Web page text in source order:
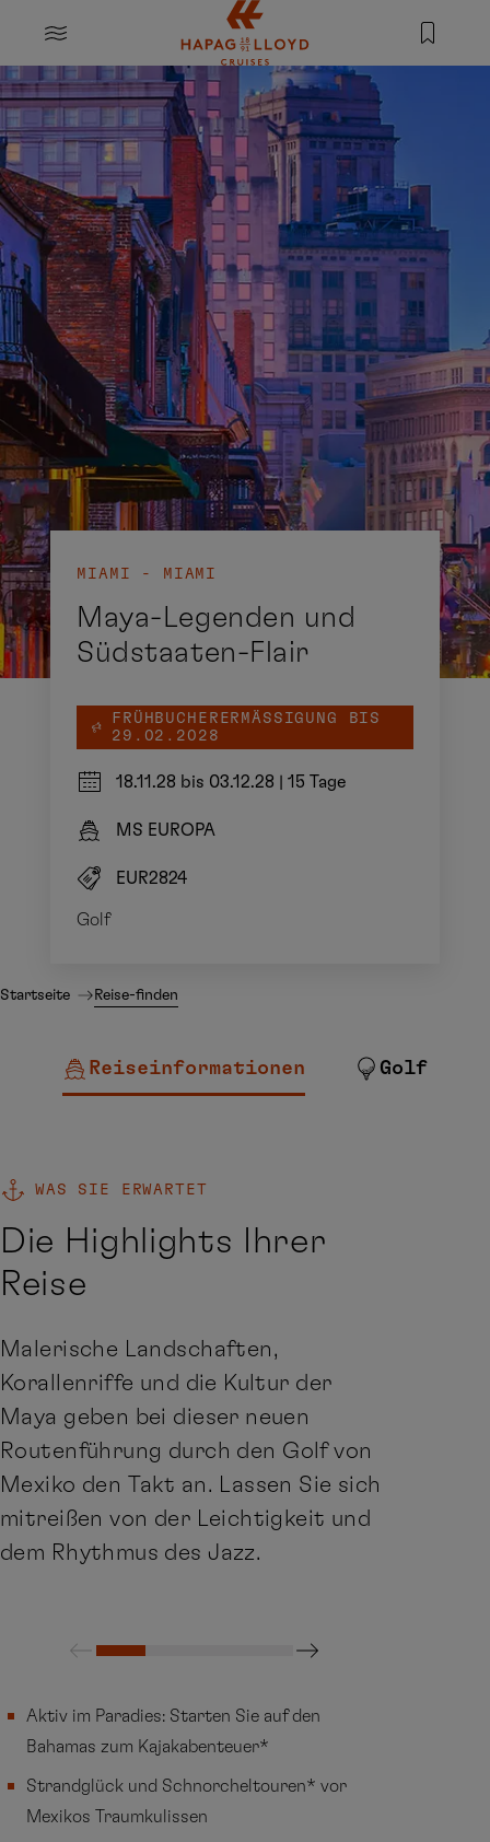
Springe zum Hauptinhalt
MENU
MIAMI - MIAMI
Maya-Legenden und
Südstaaten-Flair
FRÜHBUCHERERMÄSSIGUNG BIS 2
9.02.2028
18.11.28 bis 03.12.28 15 Tage
MS EUROPA
EUR2824
Golf
Startseite Reise-finden
Reiseinformationen Golf
WAS SIE ERWARTET
Die Highlights Ihrer
Reise
Malerische Landschaften,
Korallenriffe und die Kultur der
Maya geben bei dieser neuen
Routenführung durch den Golf von
Mexiko den Takt an. Lassen Sie sich
mitreißen von der Leichtigkeit und
dem Rhythmus des Jazz.
Aktiv im Paradies: Starten Sie auf den
Bahamas zum Kajakabenteuer*
Strandglück und Schnorcheltouren* vor
Mexikos Traumkulissen